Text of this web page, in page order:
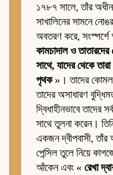
১৭৮৭ সালে, তাঁর
সাখালিনের সামনে
অবতরণ করে,
কামচাদাল ও
সাথে, যাদের থেকে
পৃথক»। তাদের
তাদের অসাধারণ
দ্বিধাহীনভাবে তাদের
সাথে তুলনা করেন।
একজন দ্বীপবাসী,
পেন্সিল তুলে নিয়ে
আঁকেন এবং «রেখা